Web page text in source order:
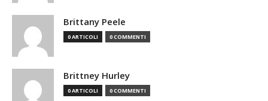
Brittany Peele
0 ARTICOLI 0 COMMENTI
Brittney Hurley
0 ARTICOLI 0 COMMENTI